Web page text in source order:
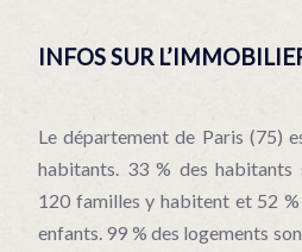
INFOS SUR
Le département de Paris (75)
habitants. 33 % des
120 familles y habitent et 52
enfants. 99 % des logements